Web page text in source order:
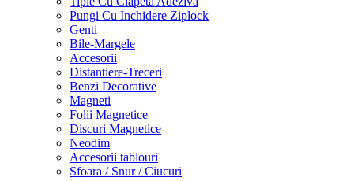
Pungi Cu Inchidere Ziplock
Genti
Bile-Margele
Accesorii
Distantiere-Treceri
Benzi Decorative
Magneti
Folii Magnetice
Discuri Magnetice
Neodim
Accesorii tablouri
Sfoara / Snur / Ciucuri